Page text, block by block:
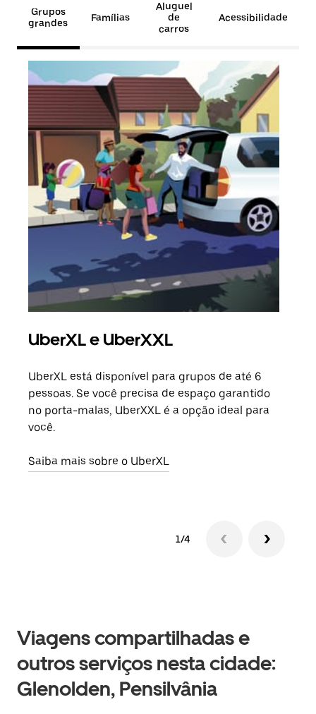
Grupos
grandes
Famílias
Aluguel
de
carros
Acessibilidade
UberXL e UberXXL
UberXL está disponível para grupos de até 6
pessoas. Se você precisa de espaço garantido
no porta-malas, UberXXL é a opção ideal para
você.
Saiba mais sobre o UberXL
1/4
Viagens compartilhadas e
outros serviços nesta cidade:
Glenolden, Pensilvânia